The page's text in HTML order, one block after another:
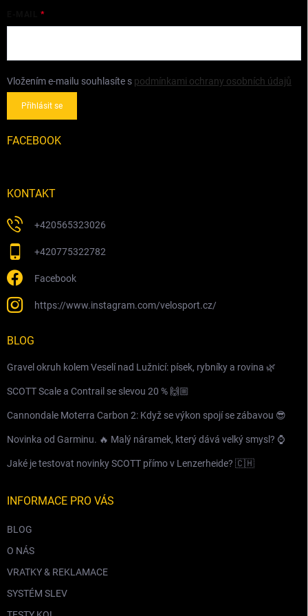
Vložením e-mailu souhlasíte s podmínkami ochrany osobních údajů
Přihlásit se
FACEBOOK
KONTAKT
+420565323026
+420775322782
Facebook
https://www.instagram.com/velosport.cz/
BLOG
Gravel okruh kolem Veselí nad Lužnicí: písek, rybníky a rovina 🌿
SCOTT Scale a Contrail se slevou 20 % 🙌🏼
Cannondale Moterra Carbon 2: Když se výkon spojí se zábavou 😎
Novinka od Garminu. 🔥 Malý náramek, který dává velký smysl? ⌚️
Jaké je testovat novinky SCOTT přímo v Lenzerheide? 🇨🇭
INFORMACE PRO VÁS
BLOG
O NÁS
VRATKY & REKLAMACE
SYSTÉM SLEV